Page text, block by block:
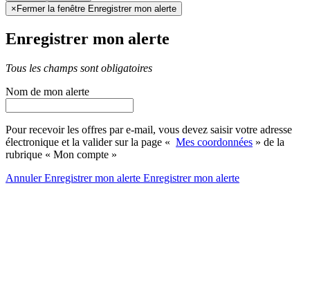
× Fermer la fenêtre Enregistrer mon alerte
Enregistrer mon alerte
Tous les champs sont obligatoires
Nom de mon alerte
Pour recevoir les offres par e-mail, vous devez saisir votre adresse
électronique et la valider sur la page « Mes coordonnées » de la
rubrique « Mon compte »
AnnulerEnregistrer mon alerte Enregistrermon alerte